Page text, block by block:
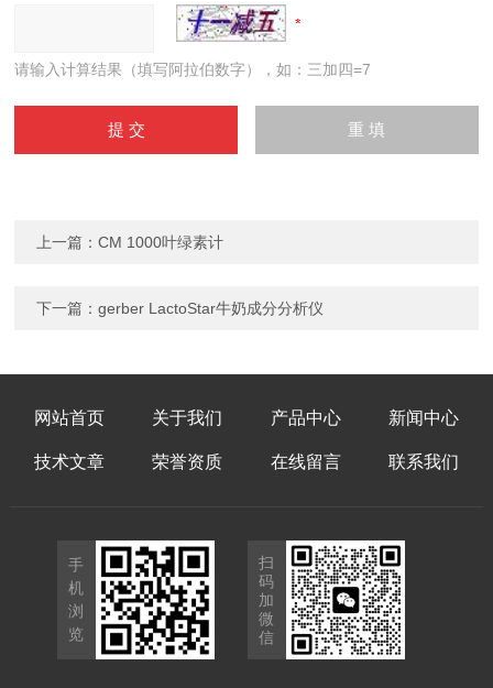
请输入计算结果（填写阿拉伯数字），如：三加四=7
上一篇：CM 1000叶绿素计
下一篇：gerber LactoStar牛奶成分分析仪
网站首页 关于我们 产品中心 新闻中心
技术文章 荣誉资质 在线留言 联系我们
手
机
浏
览
扫
码
加
微
信